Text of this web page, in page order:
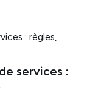
services :